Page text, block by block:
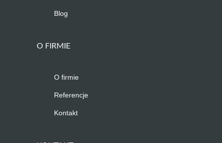
Blog
O FIRMIE
O firmie
Referencje
Kontakt